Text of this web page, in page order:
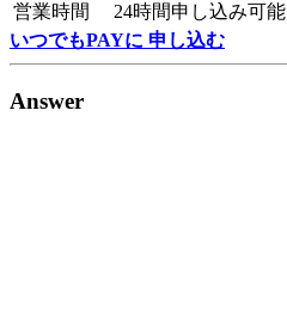
営業時間
24時間申し込み可能
いつでもPAYに 申し込む
Answer